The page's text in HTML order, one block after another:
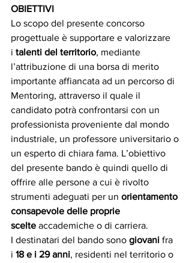
OBIETTIVI
Lo scopo del presente concorso
progettuale è supportare e valorizzare
i talenti del territorio, mediante
l’attribuzione di una borsa di merito
importante affiancata ad un percorso di
Mentoring, attraverso il quale il
candidato potrà confrontarsi con un
professionista proveniente dal mondo
industriale, un professore universitario o
un esperto di chiara fama. L’obiettivo
del presente bando è quindi quello di
offrire alle persone a cui è rivolto
strumenti adeguati per un orientamento
consapevole delle proprie
scelte accademiche o di carriera.
I destinatari del bando sono giovani fra
i 18 e i 29 anni, residenti nel territorio o